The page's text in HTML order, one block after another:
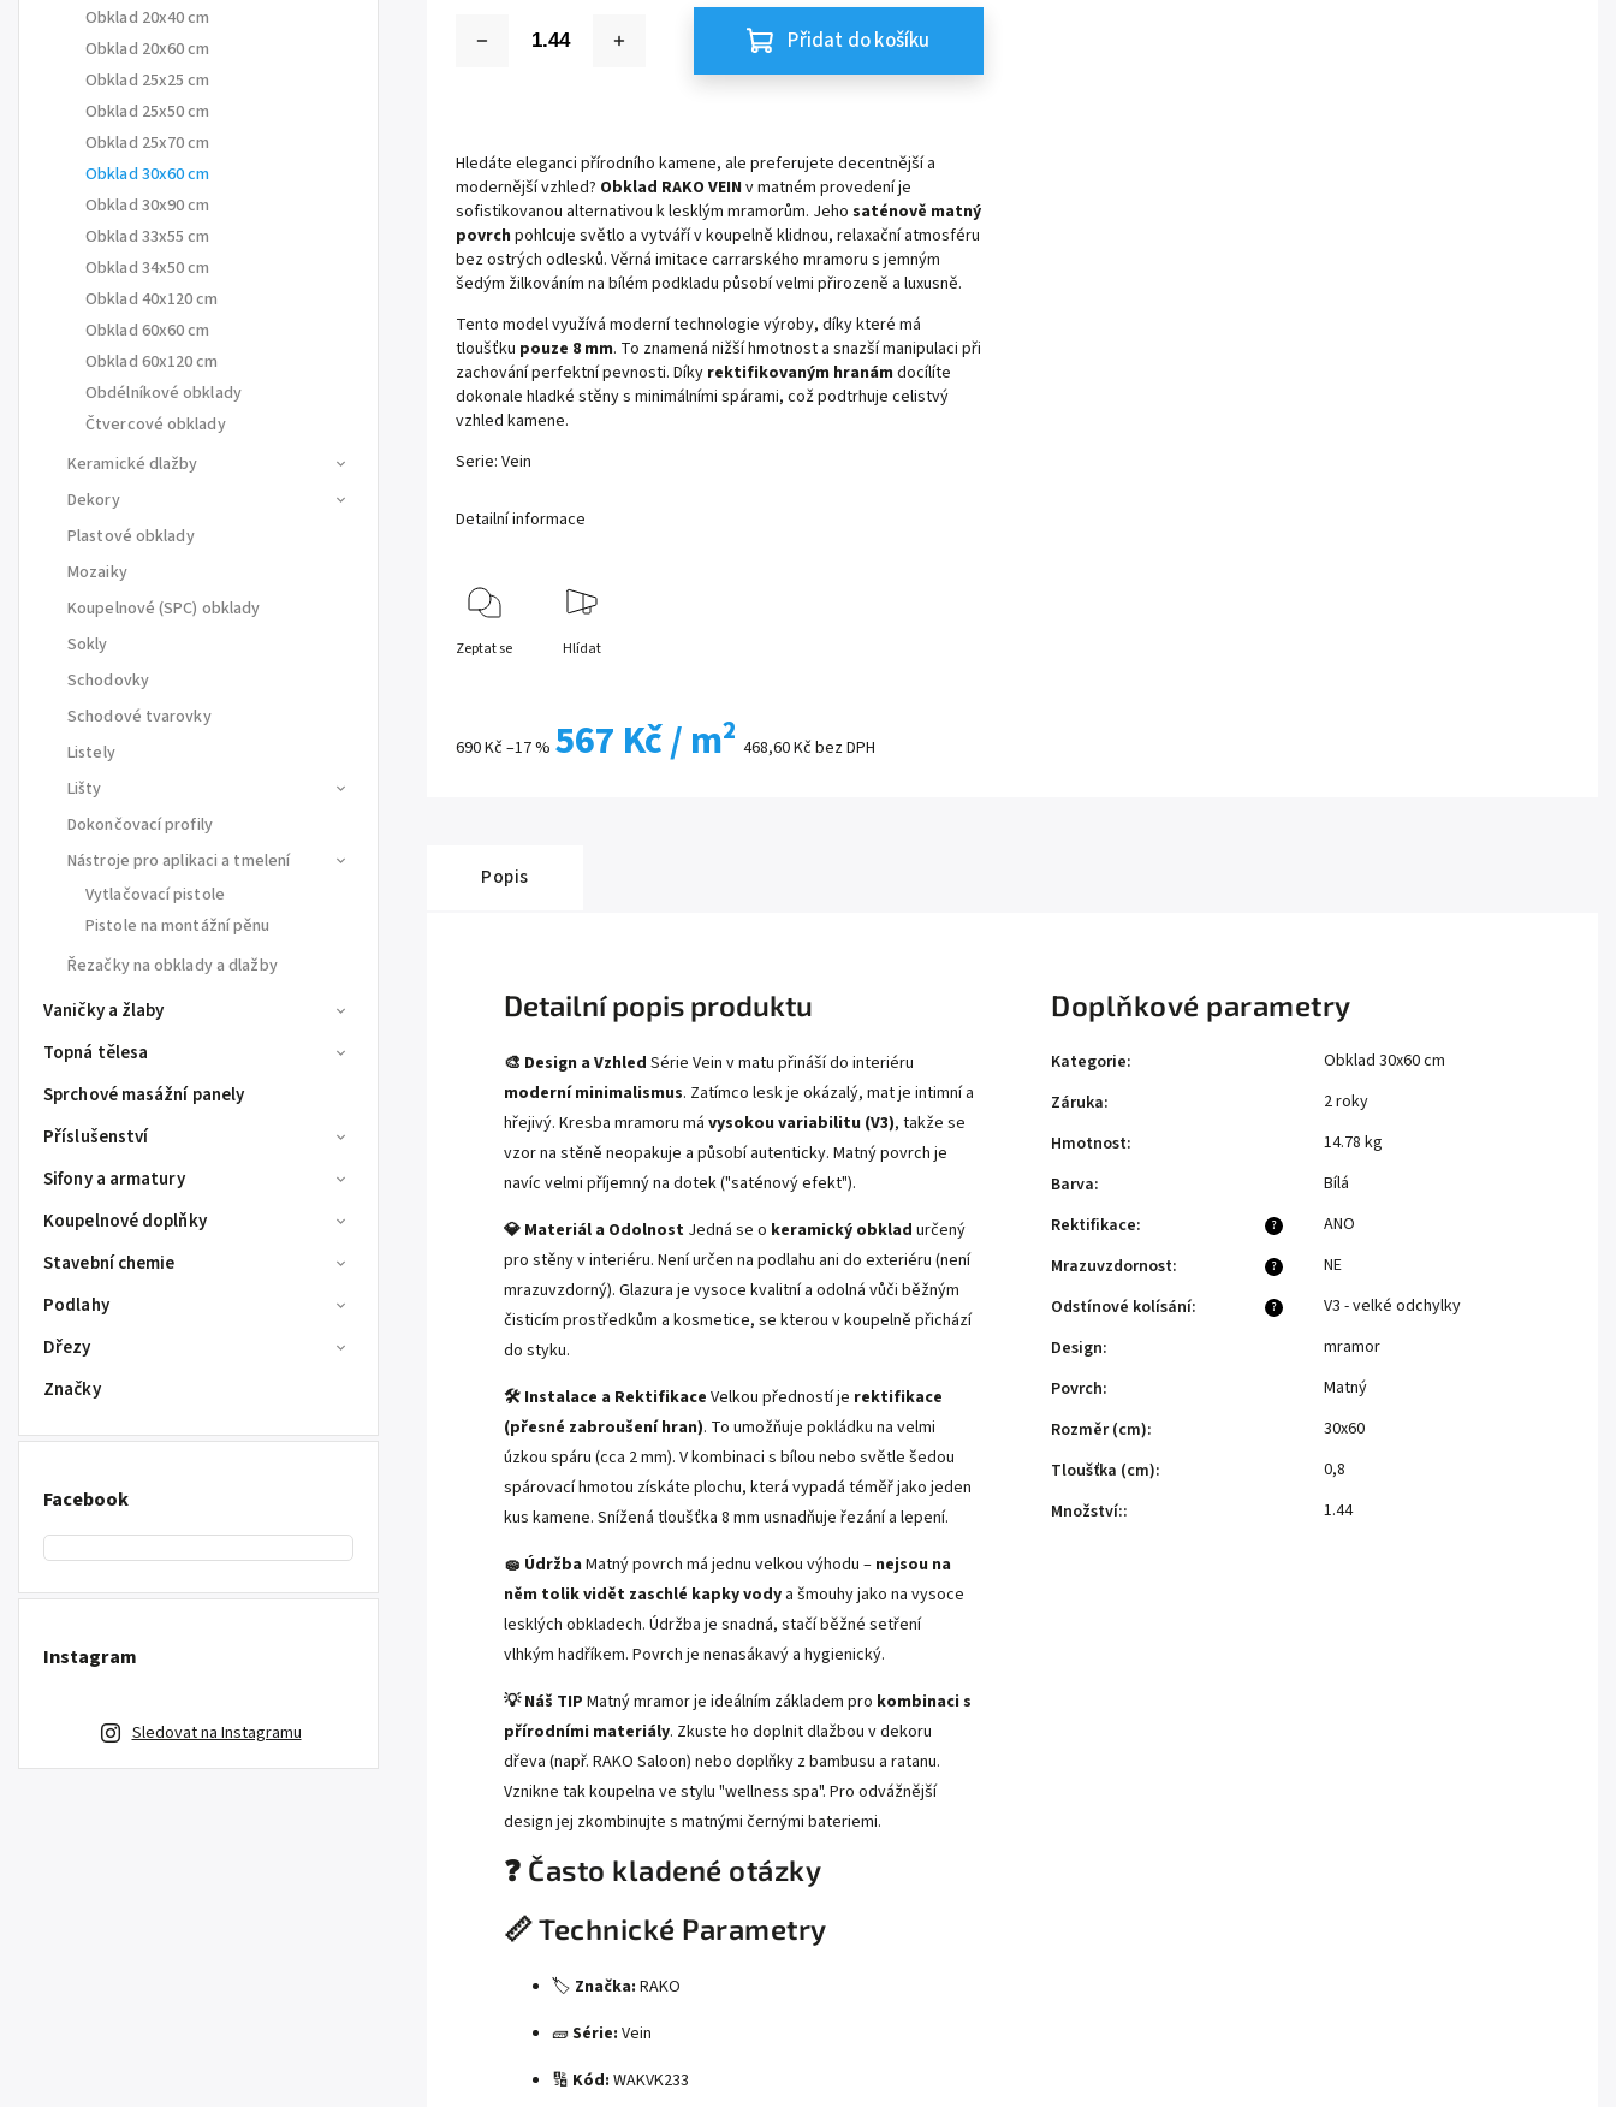
Obklad 20x40 cm
Obklad 20x60 cm
Obklad 25x25 cm
Obklad 25x50 cm
Obklad 25x70 cm
Obklad 30x60 cm
Obklad 30x90 cm
Obklad 33x55 cm
Obklad 34x50 cm
Obklad 40x120 cm
Obklad 60x60 cm
Obklad 60x120 cm
Obdélníkové obklady
Čtvercové obklady
Keramické dlažby
Dekory
Plastové obklady
Mozaiky
Koupelnové (SPC) obklady
Sokly
Schodovky
Schodové tvarovky
Listely
Lišty
Dokončovací profily
Nástroje pro aplikaci a tmelení
Vytlačovací pistole
Pistole na montážní pěnu
Řezačky na obklady a dlažby
Vaničky a žlaby
Topná tělesa
Sprchové masážní panely
Příslušenství
Sifony a armatury
Koupelnové doplňky
Stavební chemie
Podlahy
Dřezy
Značky
Facebook
Instagram
Sledovat na Instagramu
690 Kč–17 % 567 Kč/ m² 468,60 Kč bez DPH
Přidat do košíku
Hledáte eleganci přírodního kamene, ale preferujete decentnější a
modernější vzhled? Obklad RAKO VEIN v matném provedení je
sofistikovanou alternativou k lesklým mramorům. Jeho saténově matný
povrch pohlcuje světlo a vytváří v koupelně klidnou, relaxační atmosféru
bez ostrých odlesků. Věrná imitace carrarského mramoru s jemným
šedým žilkováním na bílém podkladu působí velmi přirozeně a luxusně.
Tento model využívá moderní technologie výroby, díky které má
tloušťku pouze 8 mm. To znamená nižší hmotnost a snazší manipulaci při
zachování perfektní pevnosti. Díky rektifikovaným hranám docílíte
dokonale hladké stěny s minimálními spárami, což podtrhuje celistvý
vzhled kamene.
Serie: Vein
Detailní informace
Zeptat se Hlídat
Popis
Detailní popis produktu
🎨 Design a Vzhled Série Vein v matu přináší do interiéru
moderní minimalismus. Zatímco lesk je okázalý, mat je intimní a
hřejivý. Kresba mramoru má vysokou variabilitu (V3), takže se
vzor na stěně neopakuje a působí autenticky. Matný povrch je
navíc velmi příjemný na dotek ("saténový efekt").
💎 Materiál a Odolnost Jedná se o keramický obklad určený
pro stěny v interiéru. Není určen na podlahu ani do exteriéru (není
mrazuvzdorný). Glazura je vysoce kvalitní a odolná vůči běžným
čisticím prostředkům a kosmetice, se kterou v koupelně přichází
do styku.
🛠️ Instalace a Rektifikace Velkou předností je rektifikace
(přesné zabroušení hran). To umožňuje pokládku na velmi
úzkou spáru (cca 2 mm). V kombinaci s bílou nebo světle šedou
spárovací hmotou získáte plochu, která vypadá téměř jako jeden
kus kamene. Snížená tloušťka 8 mm usnadňuje řezání a lepení.
🧽 Údržba Matný povrch má jednu velkou výhodu – nejsou na
něm tolik vidět zaschlé kapky vody a šmouhy jako na vysoce
lesklých obkladech. Údržba je snadná, stačí běžné setření
vlhkým hadříkem. Povrch je nenasákavý a hygienický.
💡 Náš TIP Matný mramor je ideálním základem pro kombinaci s
přírodními materiály. Zkuste ho doplnit dlažbou v dekoru
dřeva (např. RAKO Saloon) nebo doplňky z bambusu a ratanu.
Vznikne tak koupelna ve stylu "wellness spa". Pro odvážnější
design jej zkombinujte s matnými černými bateriemi.
❓ Často kladené otázky
📏 Technické Parametry
🏷️ Značka: RAKO
🧱Série: Vein
🔢 Kód: WAKVK233
Doplňkové parametry
Kategorie:
Obklad 30x60 cm
Záruka:
2 roky
Hmotnost:
14.78 kg
Barva: Bílá
?
Rektifikace: ANO
?
Mrazuvzdornost: NE
?
Odstínové kolísání:
V3 - velké odchylky
Design:
mramor
Povrch:
Matný
Rozměr (cm):
30x60
Tloušťka (cm):
0,8
Množství:: 1.44